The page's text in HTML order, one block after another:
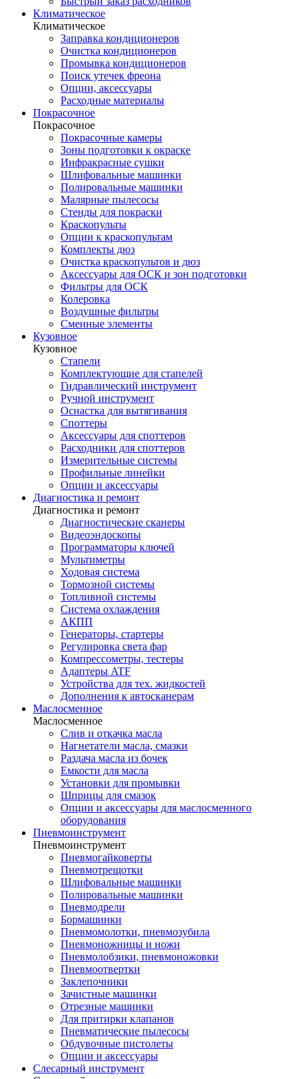
Климатическое
Климатическое
Заправка кондиционеров
Очистка кондиционеров
Промывка кондиционеров
Поиск утечек фреона
Опции, аксессуары
Расходные материалы
Покрасочное
Покрасочное
Покрасочные камеры
Зоны подготовки к окраске
Инфракрасные сушки
Шлифовальные машинки
Полировальные машинки
Малярные пылесосы
Стенды для покраски
Краскопульты
Опции к краскопультам
Комплекты дюз
Очистка краскопультов и дюз
Аксессуары для ОСК и зон подготовки
Фильтры для ОСК
Колеровка
Воздушные фильтры
Сменные элементы
Кузовное
Кузовное
Стапели
Комплектующие для стапелей
Гидравлический инструмент
Ручной инструмент
Оснастка для вытягивания
Споттеры
Аксессуары для споттеров
Расходники для споттеров
Измерительные системы
Профильные линейки
Опции и аксессуары
Диагностика и ремонт
Диагностика и ремонт
Диагностические сканеры
Видеоэндоскопы
Программаторы ключей
Мультиметры
Ходовая система
Тормозной системы
Топливной системы
Система охлаждения
АКПП
Генераторы, стартеры
Регулировка света фар
Компрессометры, тестеры
Адаптеры ATF
Устройства для тех. жидкостей
Дополнения к автосканерам
Маслосменное
Маслосменное
Слив и откачка масла
Нагнетатели масла, смазки
Раздача масла из бочек
Емкости для масла
Установки для промывки
Шприцы для смазок
Опции и аксессуары для маслосменного
оборудования
Пневмоинструмент
Пневмоинструмент
Пневмогайковерты
Пневмотрещотки
Шлифовальные машинки
Полировальные машинки
Пневмодрели
Бормашинки
Пневмомолотки, пневмозубила
Пневмоножницы и ножи
Пневмолобзики, пневмоножовки
Пневмоотвертки
Заклепочники
Зачистные машинки
Отрезные машинки
Для притирки клапанов
Пневматические пылесосы
Обдувочные пистолеты
Опции и аксессуары
Слесарный инструмент